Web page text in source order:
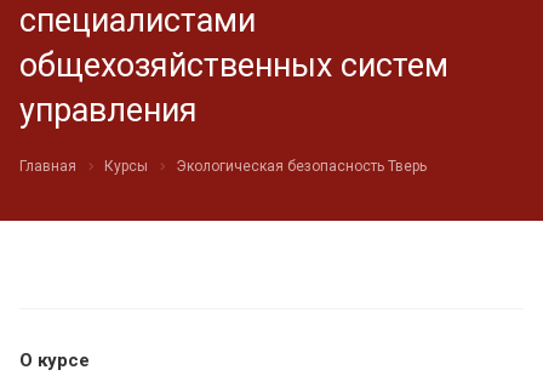
специалистами
общехозяйственных систем
управления
Главная Курсы Экологическая безопасность Тверь
О курсе